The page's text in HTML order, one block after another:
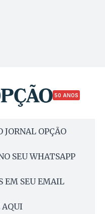
50 ANOS
JORNAL OPÇÃO
SEU WHATSAPP
EM SEU EMAIL
AQUI